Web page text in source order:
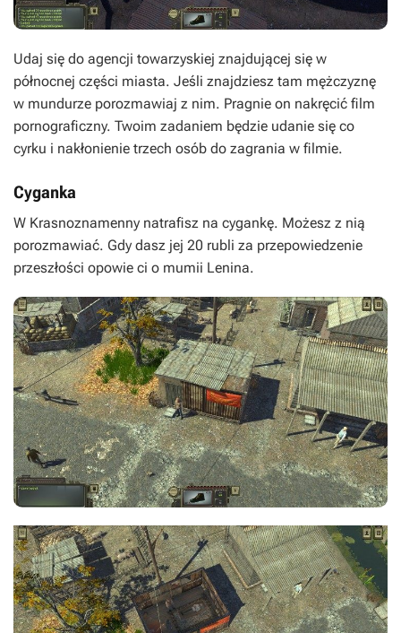
Udaj się do agencji towarzyskiej znajdującej się w
północnej części miasta. Jeśli znajdziesz tam mężczyznę
w mundurze porozmawiaj z nim. Pragnie on nakręcić film
pornograficzny. Twoim zadaniem będzie udanie się co
cyrku i nakłonienie trzech osób do zagrania w filmie.
Cyganka
W Krasnoznamenny natrafisz na cygankę. Możesz z nią
porozmawiać. Gdy dasz jej 20 rubli za przepowiedzenie
przeszłości opowie ci o mumii Lenina.